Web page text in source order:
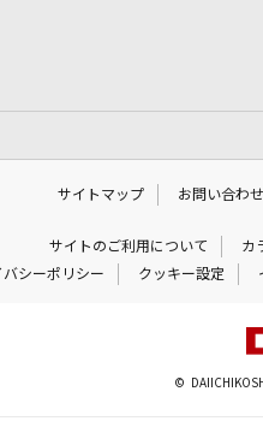
サイトマップ お問い合わせ
サイトのご利用について カ
バシーポリシー クッキー設定
©